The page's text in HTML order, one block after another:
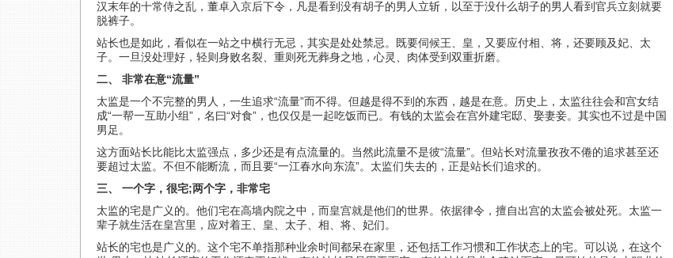
汉末年的十常侍之乱，董卓入京后下令，凡是看到没有胡子的男人立斩，以至于没什么胡子的男人看到官兵立刻就要
脱裤子。
站长也是如此，看似在一站之中横行无忌，其实是处处禁忌。既要伺候王、皇，又要应付相、将，还要顾及妃、太
子。一旦没处理好，轻则身败名裂、重则死无葬身之地，心灵、肉体受到双重折磨。
二、 非常在意“流量”
太监是一个不完整的男人，一生追求“流量”而不得。但越是得不到的东西，越是在意。历史上，太监往往会和宫女结
成“一帮一互助小组”，名曰“对食”，也仅仅是一起吃饭而已。有钱的太监会在宫外建宅邸、娶妻妾。其实也不过是中国
男足。
这方面站长比能比太监强点，多少还是有点流量的。当然此流量不是彼“流量”。但站长对流量孜孜不倦的追求甚至还
要超过太监。不但不能断流，而且要“一江春水向东流”。太监们失去的，正是站长们追求的。
三、 一个字，很宅;两个字，非常宅
太监的宅是广义的。他们宅在高墙内院之中，而皇宫就是他们的世界。依据律令，擅自出宫的太监会被处死。太监一
辈子就生活在皇宫里，应对着王、皇、太子、相、将、妃们。
站长的宅也是广义的。这个宅不单指那种业余时间都呆在家里，还包括工作习惯和工作状态上的宅。可以说，在这个